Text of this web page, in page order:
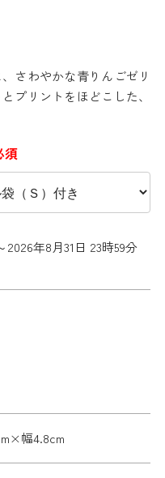
さわやかな青りんごゼリ
プリントをほどこした、
須
2026年8月31日 23時59分
幅4.8cm